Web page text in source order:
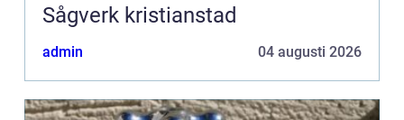
Sågverk kristianstad
admin 04 augusti 2026